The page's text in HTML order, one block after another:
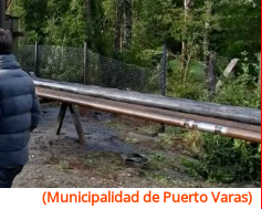
(Municipalidad de Puerto Varas)